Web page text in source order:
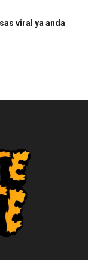
viral ya anda